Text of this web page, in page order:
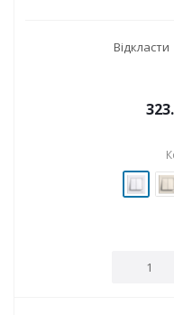
Відкласти